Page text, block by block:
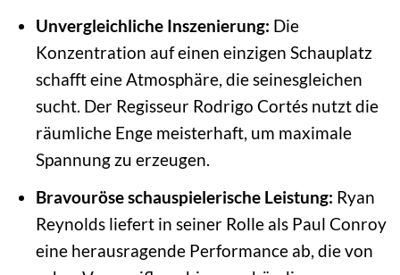
Unvergleichliche Inszenierung: Die
Konzentration auf einen einzigen Schauplatz
schafft eine Atmosphäre, die seinesgleichen
sucht. Der Regisseur Rodrigo Cortés nutzt die
räumliche Enge meisterhaft, um maximale
Spannung zu erzeugen.
Bravouröse schauspielerische Leistung: Ryan
Reynolds liefert in seiner Rolle als Paul Conroy
eine herausragende Performance ab, die von